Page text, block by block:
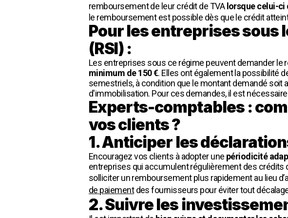
remboursement de leur crédit de TVA lorsque celui-ci
le remboursement est possible dès que le crédit
Pour les entreprises
(RSI) :
Les entreprises sous ce régime peuvent demander le
minimum de 150 €. Elles ont également la possibilité
semestriels, à condition que le montant demandé soit
d'immobilisation. Pour ces demandes, il est
Experts-comptables :
vos clients ?
1. Anticiper les
Encouragez vos clients à adopter une périodicité
entreprises qui accumulent régulièrement des crédits
solliciter un remboursement plus rapidement au lieu
de paiementdes fournisseurs pour éviter tout
2. Suivre les